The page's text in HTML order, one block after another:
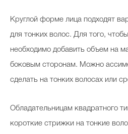
Круглой форме лица подходят
для тонких волос. Для того,
необходимо добавить объем на
боковым сторонам. Можно
сделать на тонких волосах или
Обладательницам квадратного
короткие стрижки на тонкие